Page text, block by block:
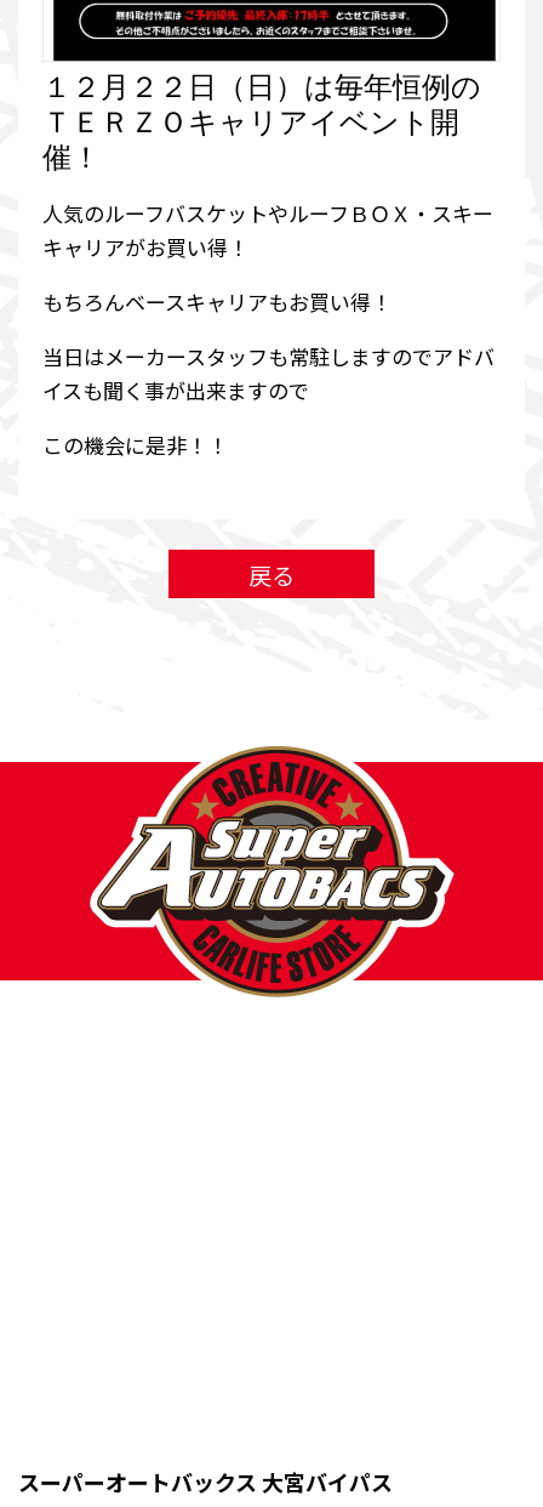
１２月２２日（日）は毎年恒例の
ＴＥＲＺＯキャリアイベント開
催！
人気のルーフバスケットやルーフＢＯＸ・スキー
キャリアがお買い得！
もちろんベースキャリアもお買い得！
当日はメーカースタッフも常駐しますのでアドバ
イスも聞く事が出来ますので
この機会に是非！！
戻る
スーパーオートバックス 大宮バイパス